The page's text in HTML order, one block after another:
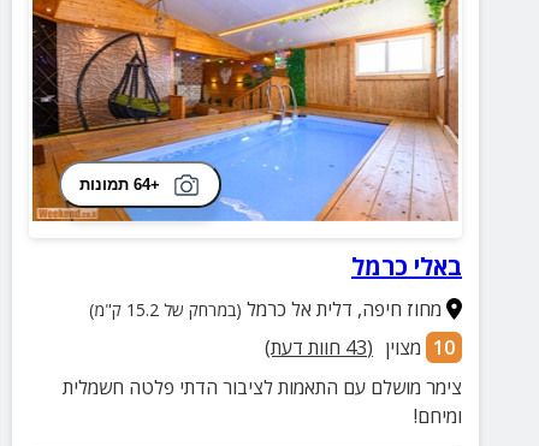
+64 תמונות
באלי כרמל
מחוז חיפה, דלית אל כרמל (במרחק של 15.2 ק"מ)
10 מצוין (
43 חוות דעת)
צימר מושלם עם התאמות לציבור הדתי פלטה חשמלית
ומיחם!